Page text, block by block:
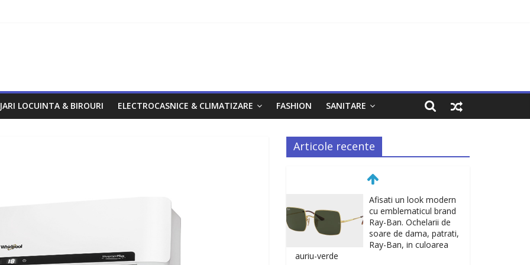
LOCUINTA & BIROURI ELECTROCASNICE & CLIMATIZARE FASHION SANITARE
Articole recente
Afisati un look modern
cu emblematicul brand
Ray-Ban. Ochelarii de
soare de dama, patrati,
Ray-Ban, in culoarea
auriu-verde